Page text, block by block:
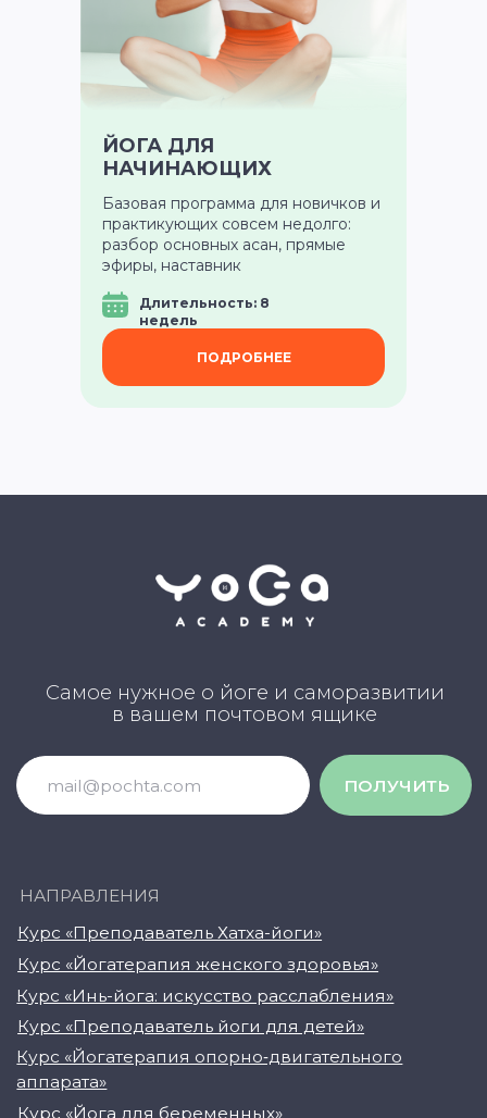
ЙОГА ДЛЯ
НАЧИНАЮЩИХ
Базовая программа для новичков и
практикующих совсем недолго:
разбор основных асан, прямые
эфиры, наставник
Длительность: 8
недель
ПОДРОБНЕЕ